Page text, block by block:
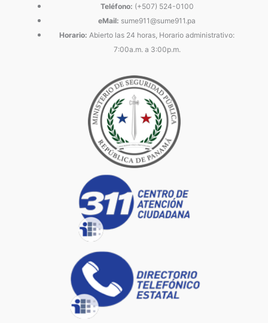
Teléfono: (+507) 524-0100
eMail: sume911@sume911.pa
Horario: Abierto las 24 horas, Horario administrativo:
7:00a.m. a 3:00p.m.